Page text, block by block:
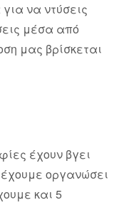
να ντύσεις
μέσα από
μας βρίσκεται
έχουν βγει
οργανώσει
και 5